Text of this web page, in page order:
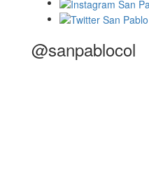
@sanpablocol